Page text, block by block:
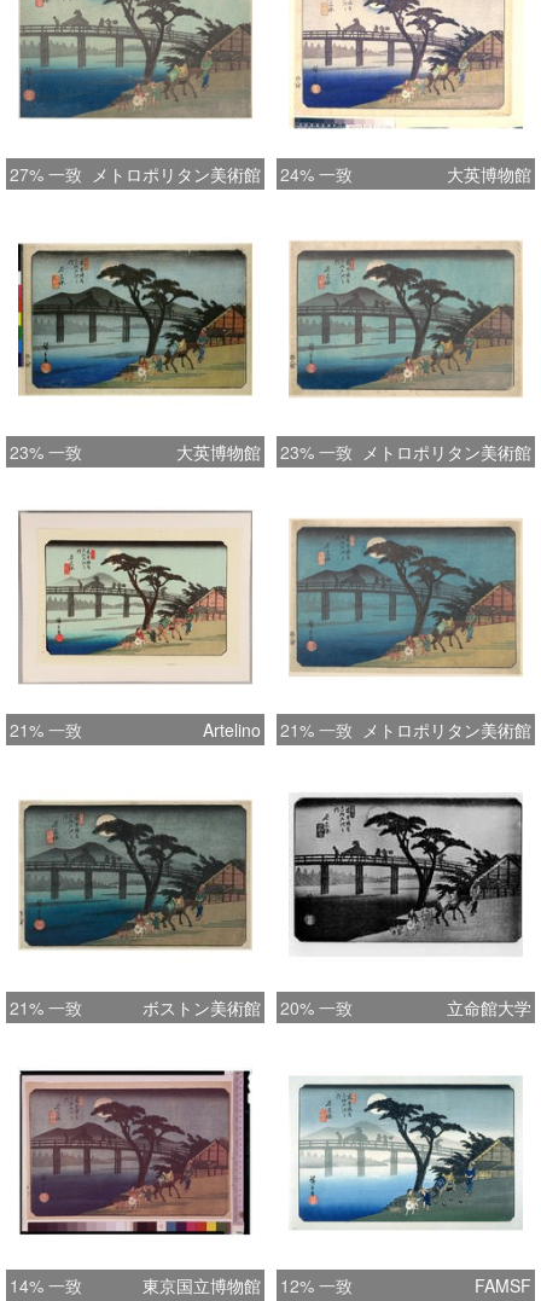
27% 一致 メトロポリタン美術館 24% 一致 大英博物館
23% 一致 大英博物館 23% 一致 メトロポリタン美術館
21% 一致 Artelino 21% 一致 メトロポリタン美術館
21% 一致 ボストン美術館 20% 一致 立命館大学
14% 一致 東京国立博物館 12% 一致 FAMSF